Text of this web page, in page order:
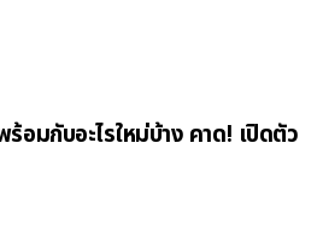
อมกับอะไรใหม่บ้าง คาด! เปิดตัว